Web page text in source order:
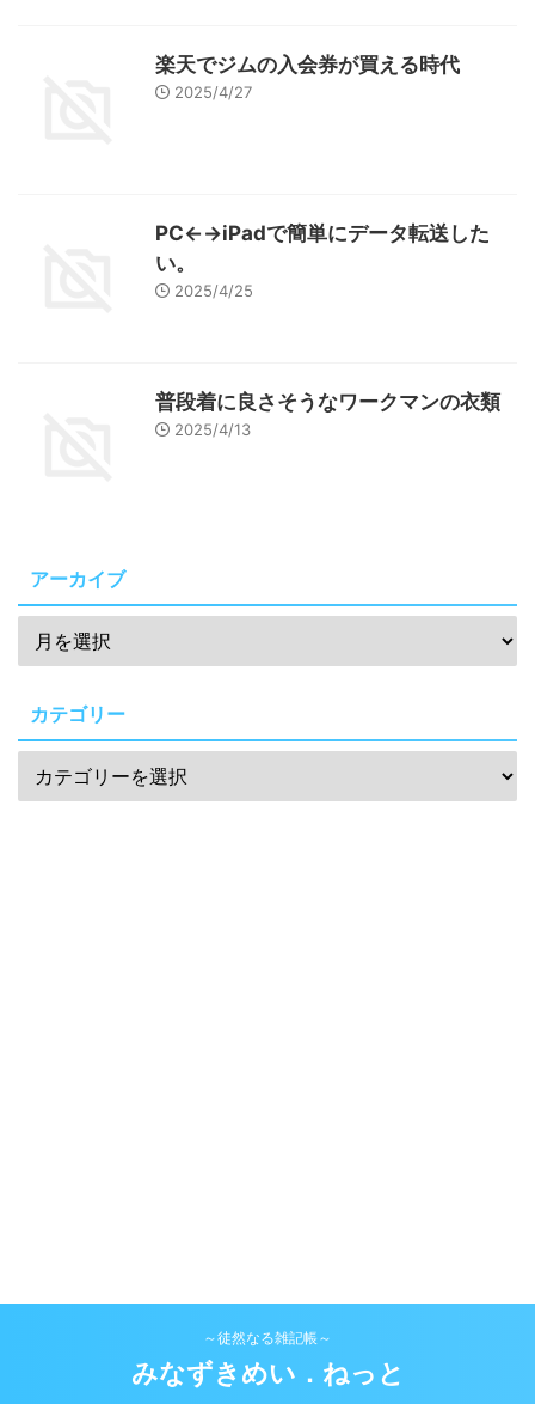
楽天でジムの入会券が買える時代
2025/4/27
PC←→iPadで簡単にデータ転送した
い。
2025/4/25
普段着に良さそうなワークマンの衣類
2025/4/13
アーカイブ
カテゴリー
～徒然なる雑記帳～
みなずきめい．ねっと